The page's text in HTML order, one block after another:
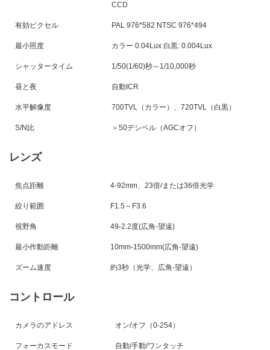
CCD
有効ピクセル PAL 976*582 NTSC 976*494
最小照度 カラー 0.04Lux 白黒: 0.004Lux
シャッタータイム 1/50(1/60)秒～1/10,000秒
昼と夜 自動ICR
水平解像度 700TVL（カラー）、720TVL（白黒）
S/N比 ＞ 50デシベル （AGCオフ ）
レンズ
焦点距離 4-92mm、23倍/または36倍光学
絞り範囲 F1.5～F3.6
視野角 49-2.2度(広角-望遠)
最小作動距離 10mm-1500mm(広角-望遠)
ズーム速度 約3秒（光学、広角-望遠）
コントロール
カメラのアドレス オン/オフ （0-254）
フォーカスモード 自動/手動/ワンタ​​ッチ